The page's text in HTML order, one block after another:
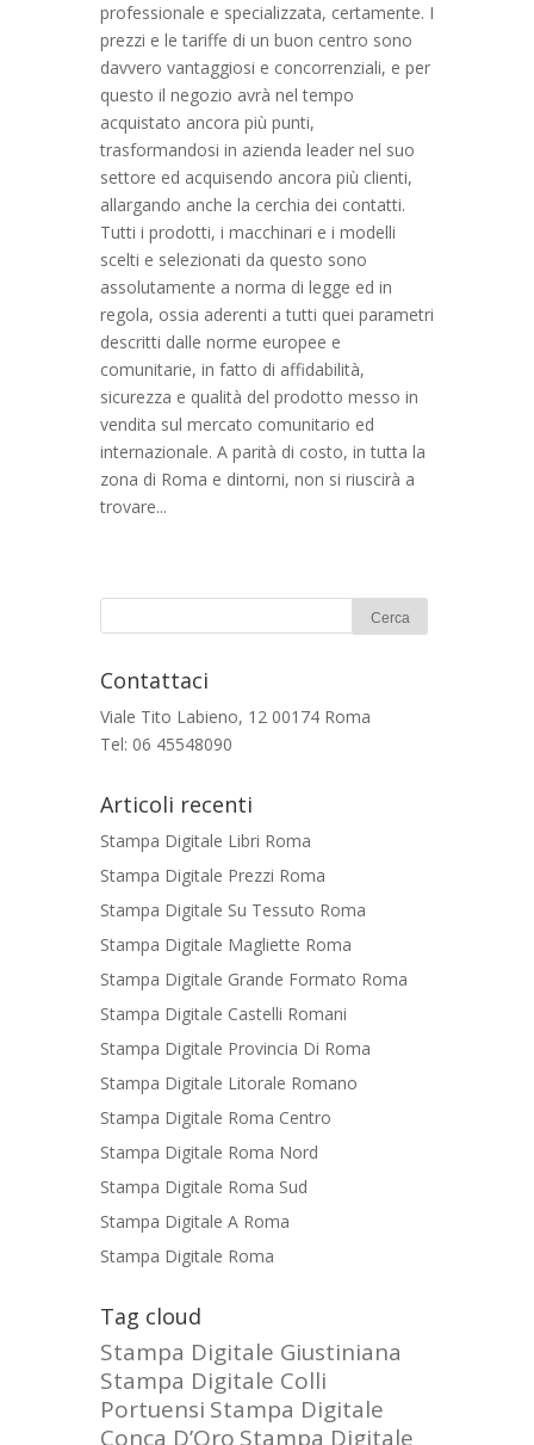
professionale e specializzata, certamente. I
prezzi e le tariffe di un buon centro sono
davvero vantaggiosi e concorrenziali, e per
questo il negozio avrà nel tempo
acquistato ancora più punti,
trasformandosi in azienda leader nel suo
settore ed acquisendo ancora più clienti,
allargando anche la cerchia dei contatti.
Tutti i prodotti, i macchinari e i modelli
scelti e selezionati da questo sono
assolutamente a norma di legge ed in
regola, ossia aderenti a tutti quei parametri
descritti dalle norme europee e
comunitarie, in fatto di affidabilità,
sicurezza e qualità del prodotto messo in
vendita sul mercato comunitario ed
internazionale. A parità di costo, in tutta la
zona di Roma e dintorni, non si riuscirà a
trovare...
Contattaci
Viale Tito Labieno, 12 00174 Roma
Tel: 06 45548090
Articoli recenti
Stampa Digitale Libri Roma
Stampa Digitale Prezzi Roma
Stampa Digitale Su Tessuto Roma
Stampa Digitale Magliette Roma
Stampa Digitale Grande Formato Roma
Stampa Digitale Castelli Romani
Stampa Digitale Provincia Di Roma
Stampa Digitale Litorale Romano
Stampa Digitale Roma Centro
Stampa Digitale Roma Nord
Stampa Digitale Roma Sud
Stampa Digitale A Roma
Stampa Digitale Roma
Tag cloud
Stampa Digitale Giustiniana
Stampa Digitale Colli
Portuensi Stampa Digitale
Conca D’Oro Stampa Digitale